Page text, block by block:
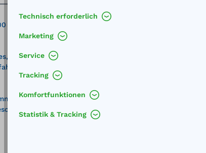
x 100 mm
extrem robustes Schutzgeländer aus Profilstahl
Absicherung von Inventar, Verkehrswegen
Technisch erforderlich
Marketing
Service
Tracking
Komfortfunktionen
Statistik & Tracking